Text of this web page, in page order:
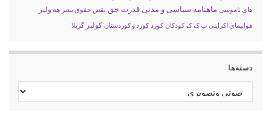
های ناموسی ماهنامه سیاسی و مدنی قدرت حق نقض حقوق بشر هه ولیر
هواپیمای اکراینی پ ک ک کودکان کورد کورد و کوردستان کولبر گریلا
دسته‌ها